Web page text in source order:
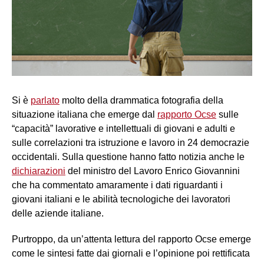
Si è parlato molto della drammatica fotografia della
situazione italiana che emerge dal rapporto Ocse sulle
“capacità” lavorative e intellettuali di giovani e adulti e
sulle correlazioni tra istruzione e lavoro in 24 democrazie
occidentali. Sulla questione hanno fatto notizia anche le
dichiarazioni del ministro del Lavoro Enrico Giovannini
che ha commentato amaramente i dati riguardanti i
giovani italiani e le abilità tecnologiche dei lavoratori
delle aziende italiane.
Purtroppo, da un’attenta lettura del rapporto Ocse emerge
come le sintesi fatte dai giornali e l’opinione poi rettificata